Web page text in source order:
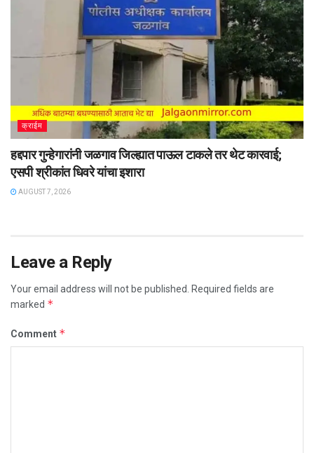
क्राईम
हद्दपार गुन्हेगारांनी जळगाव जिल्ह्यात पाऊल टाकले तर थेट कारवाई;
एसपी श्रीकांत धिवरे यांचा इशारा
AUGUST 7, 2026
Leave a Reply
Your email address will not be published.
Required fields are
marked *
Comment *